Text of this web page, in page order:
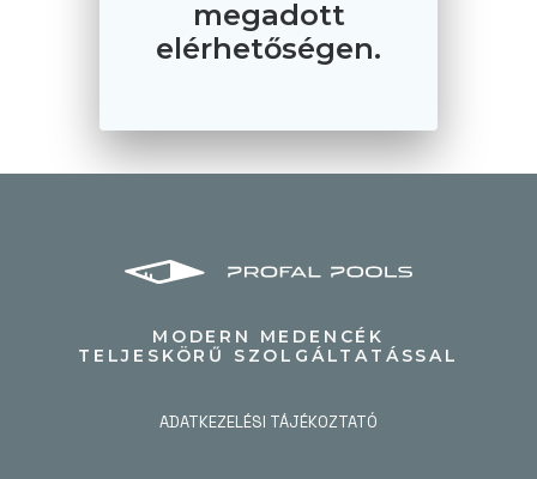
megadott
elérhetőségen.
MODERN MEDENCÉK
TELJESKÖRŰ SZOLGÁLTATÁSSAL
ADATKEZELÉSI TÁJÉKOZTATÓ